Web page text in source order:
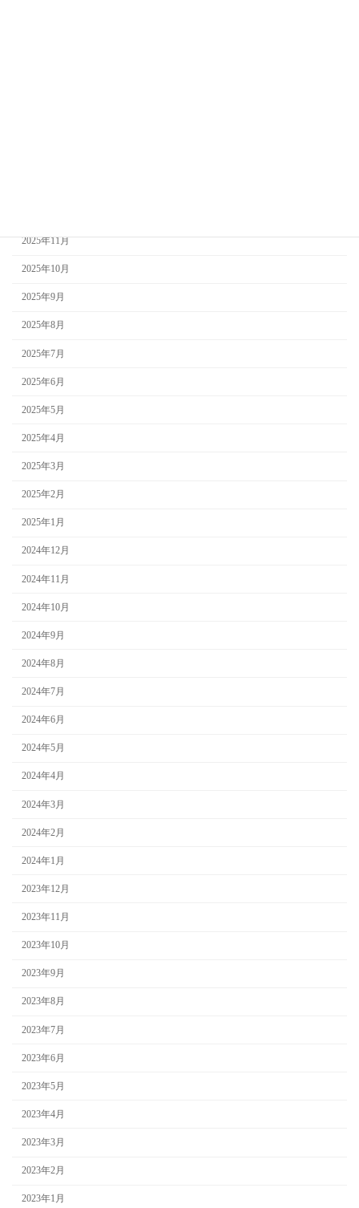
2025年11月
2025年10月
2025年9月
2025年8月
2025年7月
2025年6月
2025年5月
2025年4月
2025年3月
2025年2月
2025年1月
2024年12月
2024年11月
2024年10月
2024年9月
2024年8月
2024年7月
2024年6月
2024年5月
2024年4月
2024年3月
2024年2月
2024年1月
2023年12月
2023年11月
2023年10月
2023年9月
2023年8月
2023年7月
2023年6月
2023年5月
2023年4月
2023年3月
2023年2月
2023年1月